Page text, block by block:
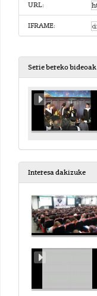
URL:
IFRAME:
Serie bereko bideoak
Interesa dakizuke